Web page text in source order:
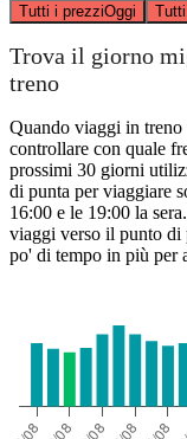
Tutti i prezziOggi
Trova il giorno
treno
Quando viaggi in
controllare con quale
prossimi 30 giorni
di punta per viaggiare
16:00 e le 19:00 la
viaggi verso il punto di
po' di tempo in più per